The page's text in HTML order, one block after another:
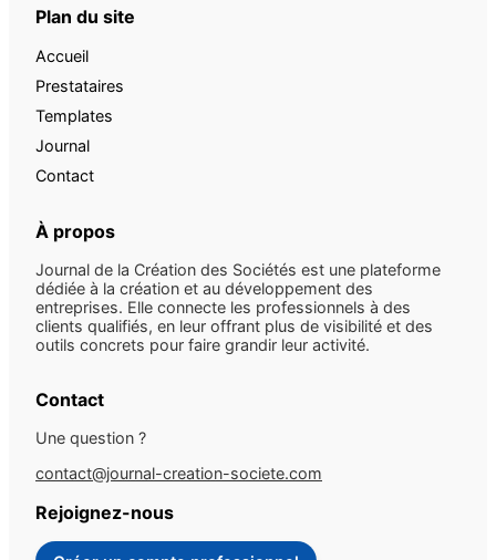
Plan du site
Accueil
Prestataires
Templates
Journal
Contact
À propos
Journal de la Création des Sociétés est une plateforme
dédiée à la création et au développement des
entreprises. Elle connecte les professionnels à des
clients qualifiés, en leur offrant plus de visibilité et des
outils concrets pour faire grandir leur activité.
Contact
Une question ?
contact@journal-creation-societe.com
Rejoignez-nous